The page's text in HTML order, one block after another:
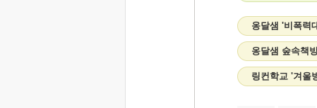
옹달샘 '비폭력
옹달샘 숲속책
링컨학교 '겨울